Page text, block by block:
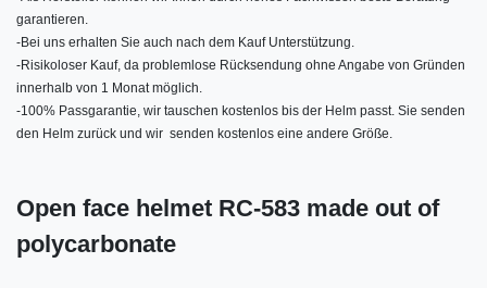
garantieren.
-Bei uns erhalten Sie auch nach dem Kauf Unterstützung.
-Risikoloser Kauf, da problemlose Rücksendung ohne Angabe von Gründen
innerhalb von 1 Monat möglich.
-100% Passgarantie, wir tauschen kostenlos bis der Helm passt. Sie senden
den Helm zurück und wir senden kostenlos eine andere Größe.
Open face helmet RC-583 made out of
polycarbonate